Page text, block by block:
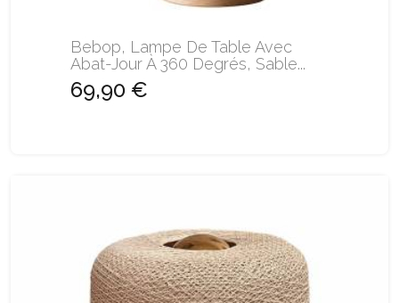
Bebop, Lampe De Table Avec
Abat-Jour À 360 Degrés, Sable...
69,90 €